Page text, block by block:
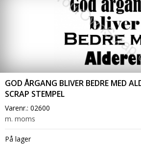
GOD ÅRGANG BLIVER BEDRE MED
SCRAP STEMPEL
Varenr.: 02600
m. moms
På lager